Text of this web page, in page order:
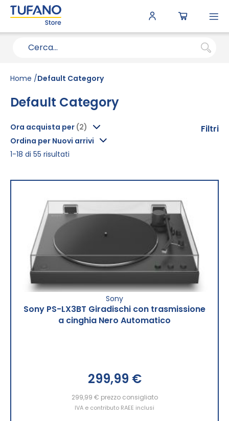
Home Default Category
Default Category
Ordina per Nuovi arrivi
1-18 di 55 risultati
Sony
Sony PS-LX3BT Giradischi con trasmissione
a cinghia Nero Automatico
299,99 €
299,99 € prezzo consigliato
IVA e contributo RAEE inclusi
Filtri
Ora acquista per